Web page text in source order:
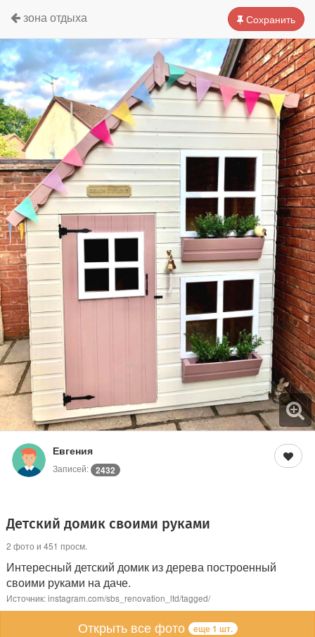
Сохранить
зона отдыха
Евгения
Записей: 2432
Детский домик своими руками
2 фото и 451 просм.
Интересный детский домик из дерева построенный
своими руками на даче.
Источник: instagram.com/sbs_renovation_ltd/tagged/
Открыть все фото еще 1 шт.